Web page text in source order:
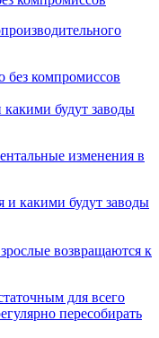
какими будут заводы
изменения в
возвращаются к
для всего
пересобирать